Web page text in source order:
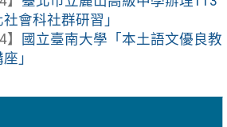
會科社群研習」
國立臺南大學「本土語文優良教
」